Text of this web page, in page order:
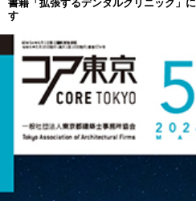
書籍「拡張するデンタルクリニック」
す